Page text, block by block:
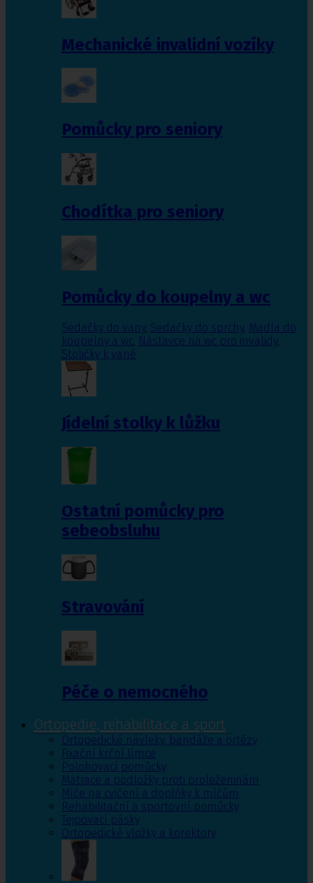
Mechanické invalidní vozíky
Pomůcky pro seniory
Chodítka pro seniory
Pomůcky do koupelny a wc
Sedačky do vany, Sedačky do sprchy, Madla do
koupelny a wc, Nástavce na wc pro invalidy,
Stoličky k vaně
Jídelní stolky k lůžku
Ostatní pomůcky pro
sebeobsluhu
Stravování
Péče o nemocného
Ortopedie, rehabilitace a sport
Ortopedické návleky, bandáže a ortézy
Fixační krční límce
Polohovací pomůcky
Matrace a podložky proti proleženinám
Míče na cvičení a doplňky k míčům
Rehabilitační a sportovní pomůcky
Tejpovací pásky
Ortopedické vložky a korektory